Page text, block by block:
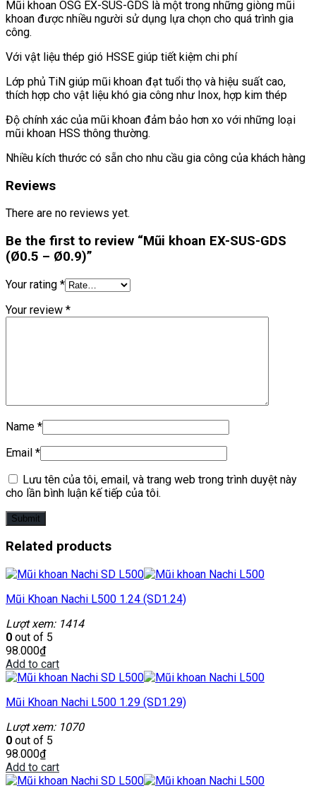
Mũi khoan OSG EX-SUS-GDS là một trong những giòng mũi
khoan được nhiều người sử dụng lựa chọn cho quá trình gia
công.
Với vật liệu thép gió HSSE giúp tiết kiệm chi phí
Lớp phủ TiN giúp mũi khoan đạt tuổi thọ và hiệu suất cao,
thích hợp cho vật liệu khó gia công như Inox, hợp kim thép
Độ chính xác của mũi khoan đảm bảo hơn xo với những loại
mũi khoan HSS thông thường.
Nhiều kích thước có sẵn cho nhu cầu gia công của khách hàng
Reviews
There are no reviews yet.
Be the first to review “Mũi khoan EX-SUS-GDS
(Ø0.5 – Ø0.9)”
Your rating *
Your review *
Name *
Email *
Lưu tên của tôi, email, và trang web trong trình duyệt này
cho lần bình luận kế tiếp của tôi.
Related products
Mũi Khoan Nachi L500 1.24 (SD1.24)
Lượt xem: 1414
0 out of 5
98.000₫
Add to cart
Mũi Khoan Nachi L500 1.29 (SD1.29)
Lượt xem: 1070
0 out of 5
98.000₫
Add to cart